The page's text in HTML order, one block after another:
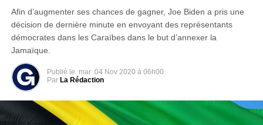
Afin d’augmenter ses chances de gagner, Joe Biden a pris une
décision de dernière minute en envoyant des représentants
démocrates dans les Caraïbes dans le but d’annexer la
Jamaïque.
Publié le mar 04 Nov 2020 à 06h00
Par La Rédaction